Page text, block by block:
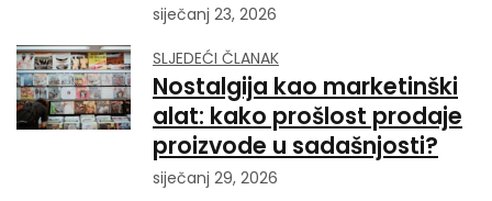
siječanj 23, 2026
SLJEDEĆI ČLANAK
Nostalgija kao marketinški
alat: kako prošlost prodaje
proizvode u sadašnjosti?
siječanj 29, 2026